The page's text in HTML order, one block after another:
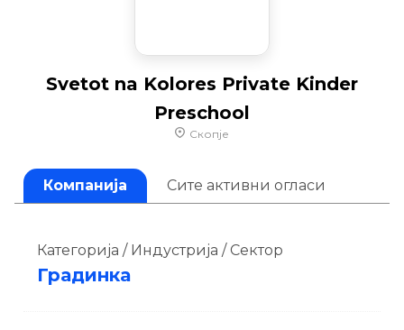
Svetot na Kolores Private Kinder
Preschool
Скопје
Компанија Сите активни огласи
Категорија / Индустрија / Сектор
Градинка